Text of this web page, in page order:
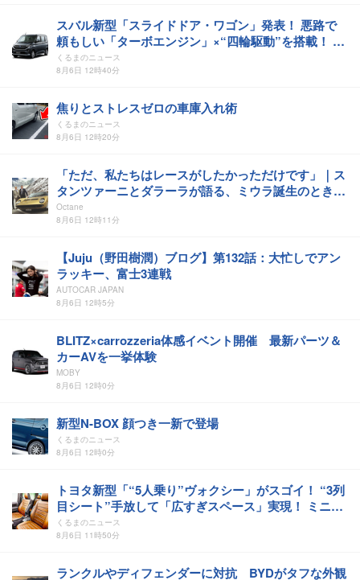
スバル新型「スライドドア・ワゴン」発表！ 悪路で
頼もしい「ターボエンジン」×“四輪駆動”を搭載！ リ
ッター25km超えの「低燃費モデル」も設定！ コンパ
クトな扱いやすい「新型ステラ」登場！
くるまのニュース
8月6日 12時40分
焦りとストレスゼロの車庫入れ術
くるまのニュース
8月6日 12時20分
「ただ、私たちはレースがしたかっただけです」｜ス
タンツァーニとダラーラが語る、ミウラ誕生のとき
【前編】
Octane
8月6日 12時11分
【Juju（野田樹潤）ブログ】第132話：大忙しでアン
ラッキー、富士3連戦
AUTOCAR JAPAN
8月6日 12時5分
BLITZ×carrozzeria体感イベント開催 最新パーツ＆
カーAVを一挙体験
MOBY
8月6日 12時0分
新型N-BOX 顔つき一新で登場
くるまのニュース
8月6日 12時0分
トヨタ新型「“5人乗り”ヴォクシー」がスゴイ！ “3列
目シート”手放して「広すぎスペース」実現！ ミニバ
ンなのに「5人乗り」が逆に良い！ “斬新アイデア”で
開発した「MULTI UTILITY」とは！
くるまのニュース
8月6日 11時50分
ランクルやディフェンダーに対抗 BYDがタフな外観